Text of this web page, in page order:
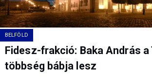
BELFÖLD
Fidesz-frakció: Baka András
többség bábja lesz